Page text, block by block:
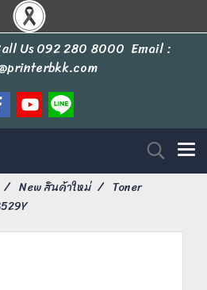
Us092 280 8000 Email :
New สินค้าใหม่
Toner